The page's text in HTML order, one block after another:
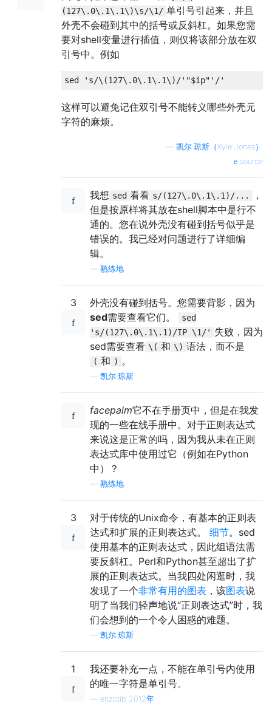
(127\.0\.1\.1\)\s/\1/ 单引号引起来，并且
外壳不会碰到其中的括号或反斜杠。如果您需
要对shell变量进行插值，则仅将该部分放在双
引号中。例如
sed 's/\(127\.0\.1\.1\)/'"$ip"'/'
这样可以避免记住双引号不能转义哪些外壳元
字符的麻烦。
凯尔·琼斯（Kyle Jones）
source
我想 sed 看看 s/(127\.0\.1\.1)/...
，
但是按原样将其放在shell脚本中是行不
通的。您在说外壳没有碰到括号似乎是
错误的。我已经对问题进行了详细编
辑。
熟练地
3
外壳没有碰到括号。您需要背影，因为
sed需要查看它们。
sed
's/(127\.0\.1\.1)/IP \1/' 失败，因为
sed需要查看 \( 和 \) 语法，而不是
( 和 ) 。
凯尔·琼斯
facepalm它不在手册页中，但是在我发
现的一些在线手册中。对于正则表达式
来说这是正常的吗，因为我从未在正则
表达式库中使用过它（例如在Python
中）？
熟练地
3
对于传统的Unix命令，有基本的正则表
达式和扩展的正则表达式。 细节。sed
使用基本的正则表达式，因此组语法需
要反斜杠。Perl和Python甚至超出了扩
展的正则表达式。当我四处闲逛时，我
发现了一个非常有用的图表 ，该图表说
明了当我们轻声地说“正则表达式”时，我
们会想到的一个令人困惑的难题。
凯尔·琼斯
1
我还要补充一点，不能在单引号内使用
的唯一字符是单引号。
enzotib 2012年